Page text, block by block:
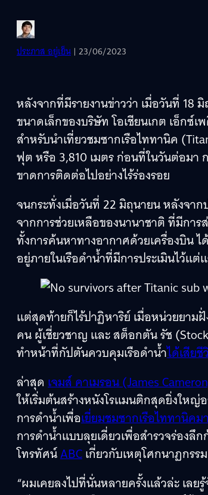
ประภาส อยู่เย็น | 23/06/2023
หลังจากที่มีรายงานข่าวว่า เมื่อวันที่ 18
ขนาดเล็กของบริษัท โอเชียนเกต เอ็กซ์
สำหรับนำเที่ยวชมซากเรือไททานิค
ฟุต หรือ 3,810 เมตร ก่อนที่ในวันต่อมา
ขาดการติดต่อไปอย่างไร้ร่องรอย
จนกระทั่งเมื่อวันที่ 22 มิถุนายน หลังจา
จากการช่วยเหลือของนานาชาติ ที่มีการ
ทั้งการค้นหาทางอากาศด้วยเครื่องบิน
อยู่ภายในเรือดำน้ำที่มีการประเมินไว้แต่
แต่สุดท้ายก็ไร้ปาฏิหาริย์ เมื่อหน่วยยาม
คน ผู้เชี่ยวชาญ และ สต็อกตัน รัช
ทำหน้าที่กัปตันควบคุมเรือดำน้ำได้เสีย
ล่าสุด เจมส์ คาเมรอน (James
ให้เริ่มต้นสร้างหนังโรแมนติกสุดยิ่งใหญ่
การดำน้ำเพื่อเยี่ยมชมซากเรือไททานิคม
การดำน้ำแบบลุยเดี่ยวเพื่อสำรวจร่อง
โทรทัศน์ABCเกี่ยวกับเหตุโศกนาฏกรร
“ผมเคยลงไปที่นั่นหลายครั้งแล้วล่ะ เล